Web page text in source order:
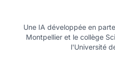
Une IA développée en
Montpellier et le collège
l'Université